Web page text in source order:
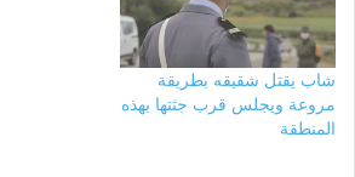
شاب يقتل شقيقه بطريقة
مروعة ويجلس قرب جثتها بهذه
المنطقة